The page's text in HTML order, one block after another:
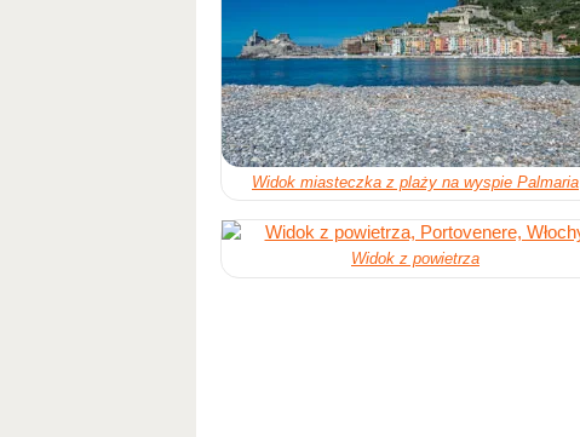
Widok miasteczka z plaży na wyspie Palmaria
Widok z powietrza